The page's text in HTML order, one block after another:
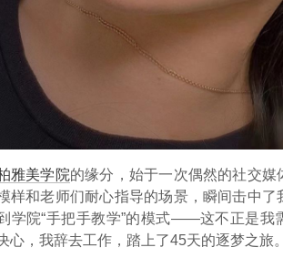
雅美学院的缘分，始于一次偶然的社交
样和老师们耐心指导的场景，瞬间击中
学院“手把手教学”的模式——这不正是我
心，我辞去工作，踏上了45天的逐梦之旅。